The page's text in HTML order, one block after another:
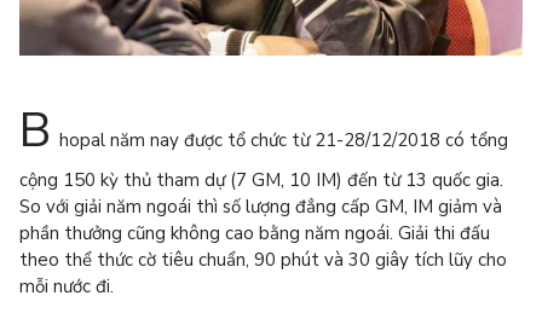
B hopal năm nay được tổ chức từ 21-28/12/2018 có tổng
cộng 150 kỳ thủ tham dự (7 GM, 10 IM) đến từ 13 quốc gia.
So với giải năm ngoái thì số lượng đẳng cấp GM, IM giảm và
phần thưởng cũng không cao bằng năm ngoái. Giải thi đấu
theo thể thức cờ tiêu chuẩn, 90 phút và 30 giây tích lũy cho
mỗi nước đi.